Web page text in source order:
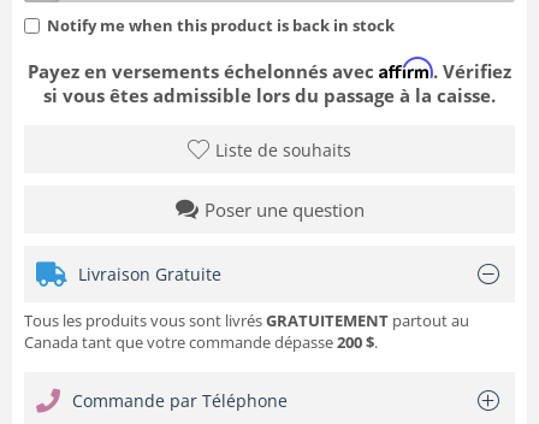
Notify me when this product is back in stock
Payez en versements échelonnés avec Affirm. Vérifiez
si vous êtes admissible lors du passage à la caisse.
Liste de souhaits
Poser une question
Livraison Gratuite
Tous les produits vous sont livrésGRATUITEMENT partout au
Canada tant que votre commande dépasse200 $.
Commande par Téléphone